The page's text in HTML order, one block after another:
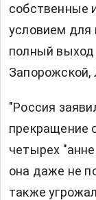
собственные
условием для
полный выход
Запорожской,
"Россия
прекращение
четырех
она даже не
также